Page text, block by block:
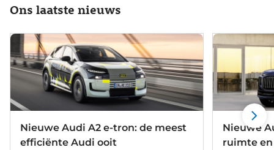
Ons laatste nieuws
Nieuwe Audi A2 e-tron: de meest
efficiënte Audi ooit
Nieuwe
ruimte